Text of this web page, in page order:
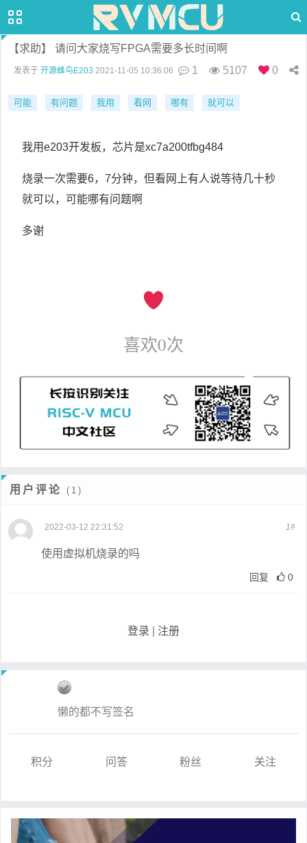
【求助】 请问大家烧写FPGA需要多长时间啊
发表于 开源蜂鸟E203 2021-11-05 10:36:06 1 5107 0
可能 有问题 我用 看网 哪有 就可以
我用e203开发板，芯片是xc7a200tfbg484
烧录一次需要6，7分钟，但看网上有人说等待几十秒
就可以，可能哪有问题啊
多谢
喜欢0次
用户评论 (1)
2022-03-12 22:31:52 1#
使用虚拟机烧录的吗
回复 0
登录 注册
懒的都不写签名
积分 问答 粉丝 关注